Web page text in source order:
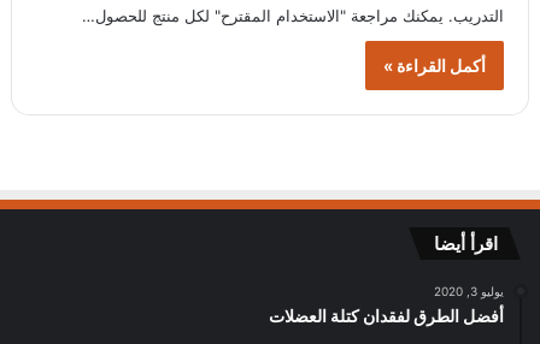
التدريب. يمكنك مراجعة "الاستخدام المقترح" لكل منتج للحصول…
أكمل القراءة »
اقرأ أيضا
يوليو 3, 2020
أفضل الطرق لفقدان كتلة العضلات